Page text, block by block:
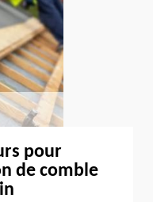
pour
de comble